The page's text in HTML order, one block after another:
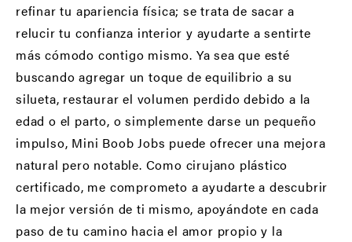
refinar tu apariencia física; se trata de sacar a
relucir tu confianza interior y ayudarte a sentirte
más cómodo contigo mismo. Ya sea que esté
buscando agregar un toque de equilibrio a su
silueta, restaurar el volumen perdido debido a la
edad o el parto, o simplemente darse un pequeño
impulso, Mini Boob Jobs puede ofrecer una mejora
natural pero notable. Como cirujano plástico
certificado, me comprometo a ayudarte a descubrir
la mejor versión de ti mismo, apoyándote en cada
paso de tu camino hacia el amor propio y la